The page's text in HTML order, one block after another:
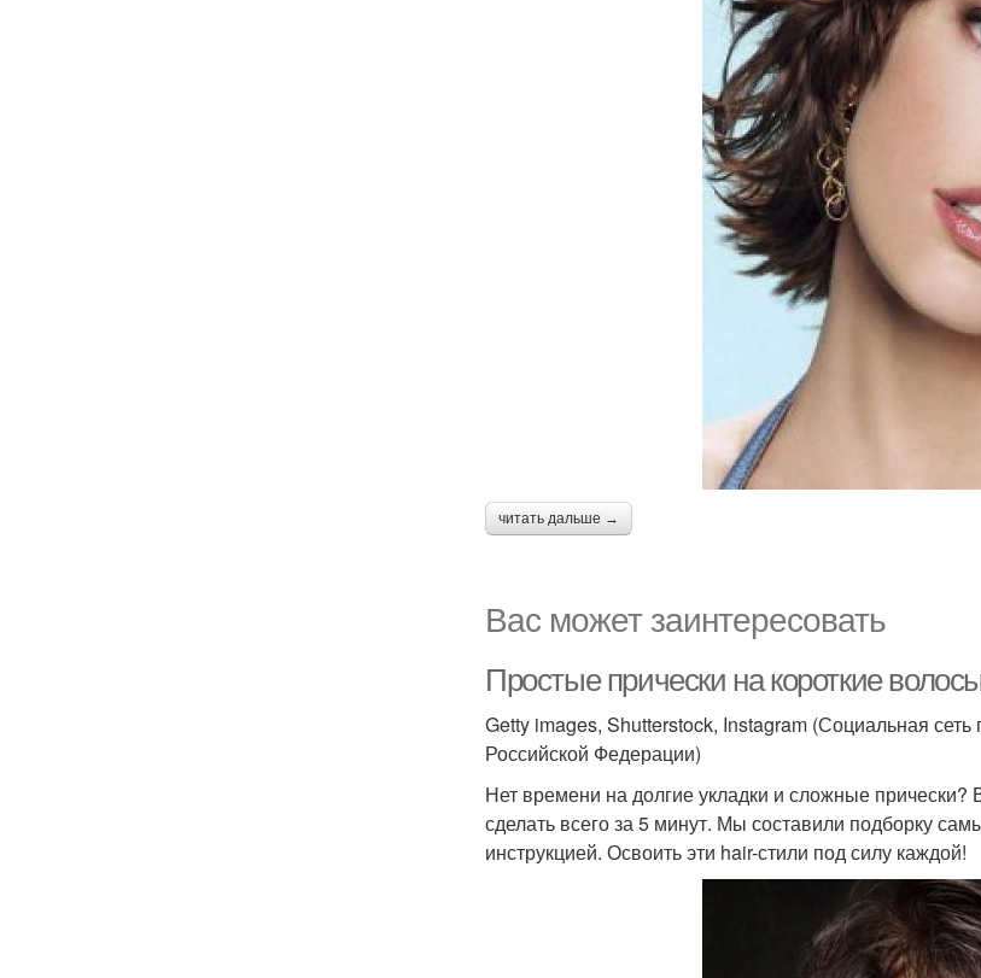
читать дальше →
Вас может заинтересовать
Простые прически на короткие
Getty images, Shutterstock, Instagram (Социальная
Российской Федерации)
Нет времени на долгие укладки и сложные
сделать всего за 5 минут. Мы составили подборку
инструкцией. Освоить эти hair-стили под силу каждой!